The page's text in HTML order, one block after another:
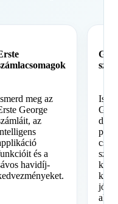
meg az
George
az
és a
havidíj-